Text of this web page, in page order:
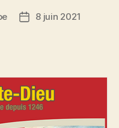
Date8 juin 2021